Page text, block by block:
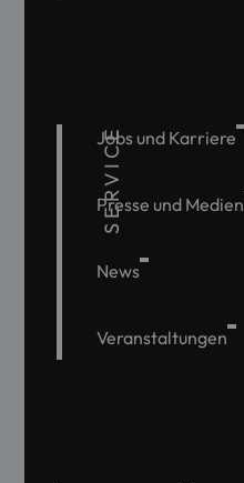
SERVICE
Jobs und Karriere
Presse und Medien
News
Veranstaltungen